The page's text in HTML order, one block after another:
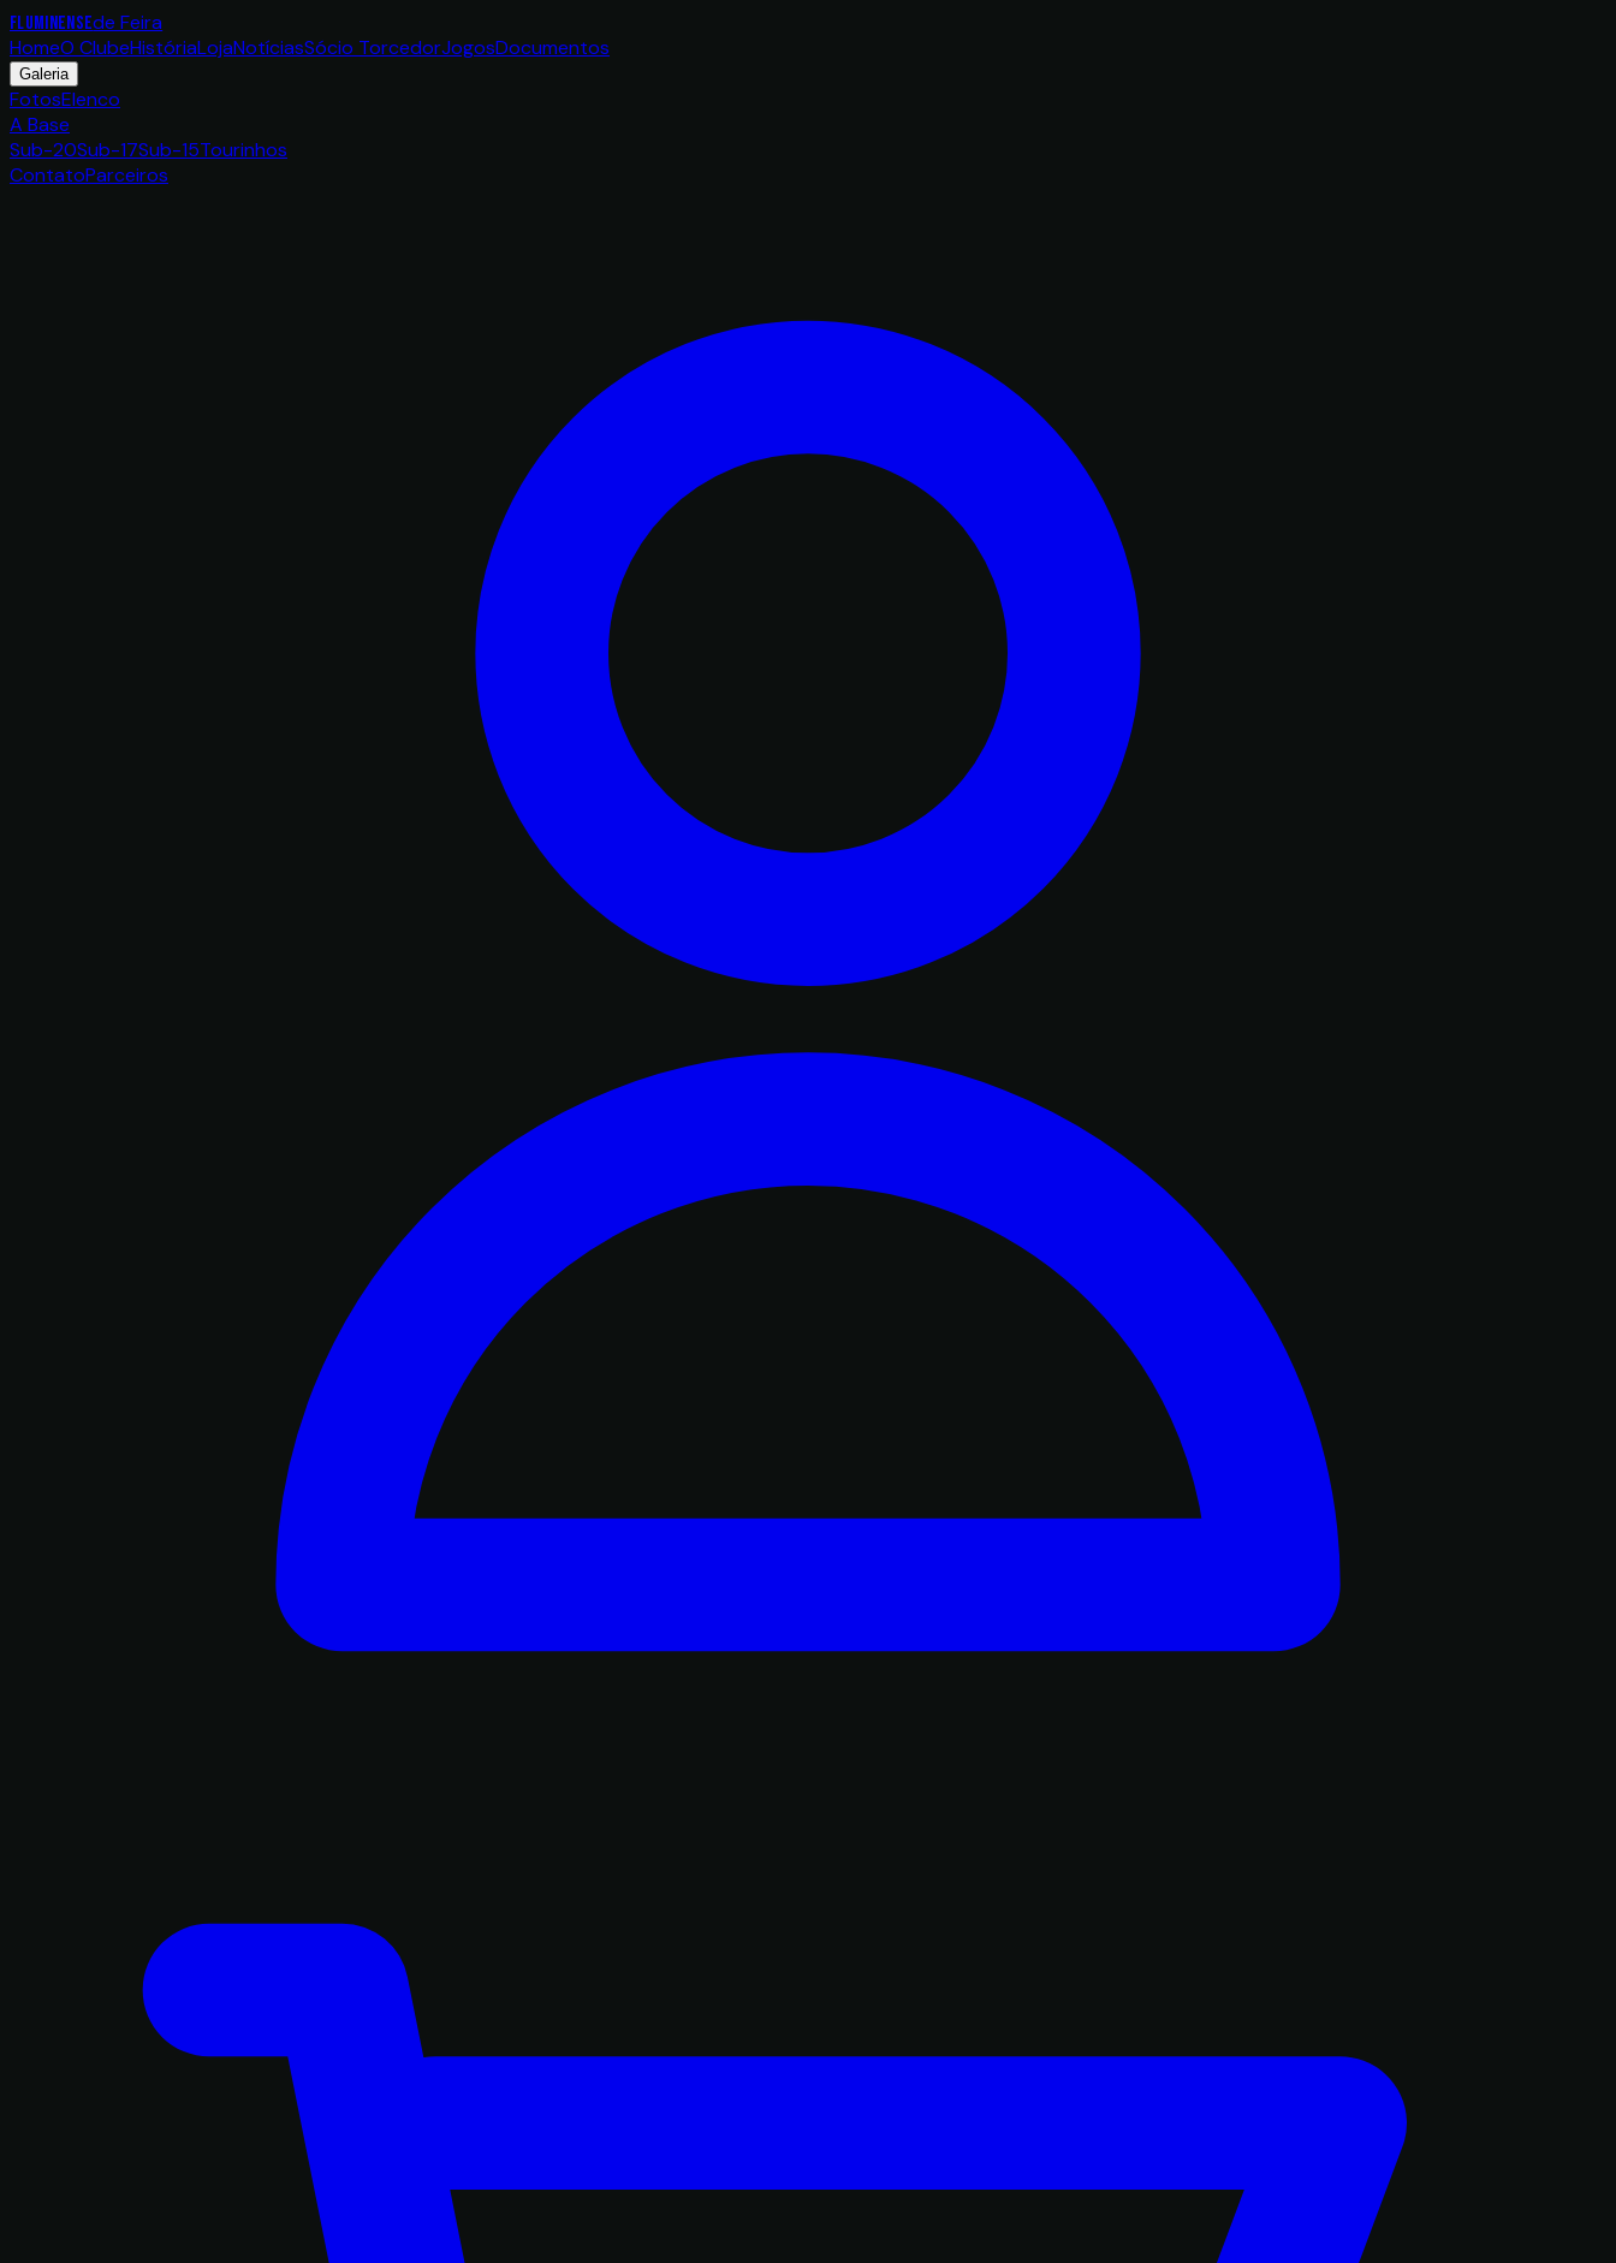
FLUMINENSEde Feira
HomeO ClubeHistóriaLojaNotíciasSócio TorcedorJogosDocumentos
Galeria
FotosElenco
A Base
Sub-20Sub-17Sub-15Tourinhos
ContatoParceiros